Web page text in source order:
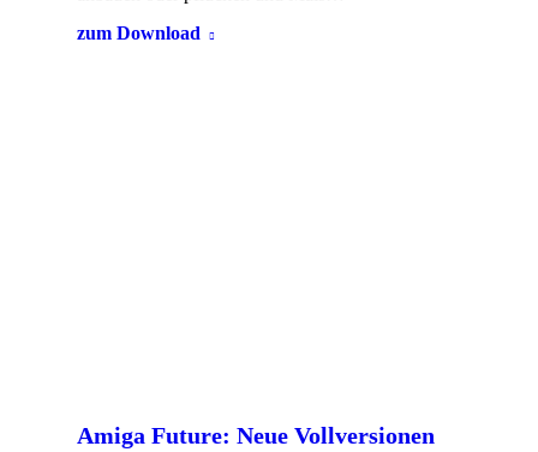
zum Download
Amiga Future: Neue Vollversionen